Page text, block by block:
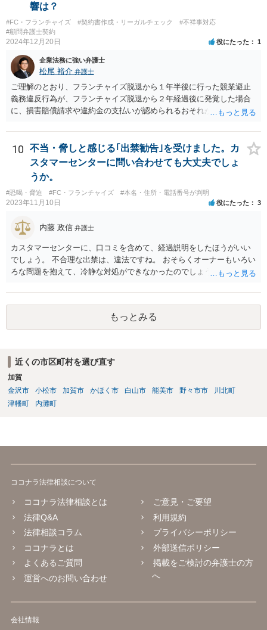
響は？
#FC・フランチャイズ #契約書作成・リーガルチェック
#不祥事対応
#顧問弁護士契約
2024年12月20日 役にたった 1
企業法務に強い弁護士
松尾 裕介 弁護士
ご理解のとおり、フランチャイズ脱退から１年半後に行った競業避止
義務違反行為が、フランチャイズ脱退から２年経過後に発覚した場合
に、損害賠償請求や違約金の支払いが認められるおそれがあると考え
10
不当・脅しと感じる｢出禁勧告｣を受けました。カ
スタマーセンターに問い合わせても大丈夫でしょ
うか。
#恐喝・脅迫 #FC・フランチャイズ #本名・住所・電話番号が判明
2023年11月10日 役にたった 3
内藤 政信 弁護士
カスタマーセンターに、口コミを含めて、経過説明をしたほうがいい
でしょう。 不合理な出禁は、違法ですね。 おそらくオーナーもいろい
ろな問題を抱えて、冷静な対処ができなかったのでしょう。
もっとみる
近くの市区町村を選び直す
加賀
金沢市
小松市 加賀市 かほく市 白山市 能美市 野々市市
川北町
津幡町
内灘町
ココナラ法律相談について
ココナラ法律相談とは
法律Q&A
法律相談コラム
ココナラとは
よくあるご質問
運営へのお問い合わせ
ご意見・ご要望
利用規約
プライバシーポリシー
外部送信ポリシー
掲載をご検討の弁護士の方
へ
会社情報